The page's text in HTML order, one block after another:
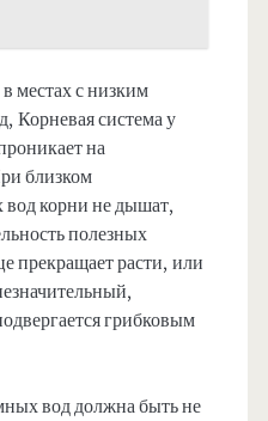
местах с низким
Корневая система у
на
близком
корни не дышат,
полезных
прекращает расти, или
грибковым
вод должна быть не